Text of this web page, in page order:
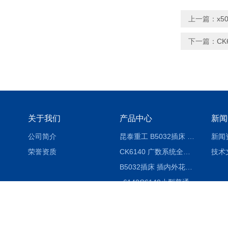
上一篇：
下一篇：
关于我们
公司简介
荣誉资质
产品中心
B5032插床 插内外花键槽 B5020液压立式插床
c6140C6140小型普通简易卧式车床
新
新闻
技术